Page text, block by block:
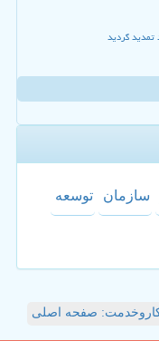
سازمان توسعه
صفحه اصلی